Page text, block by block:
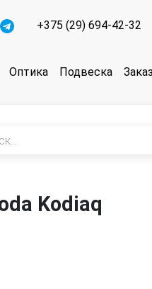
+375 (29) 694-42-32
Оптика Подвеска
Kodiaq